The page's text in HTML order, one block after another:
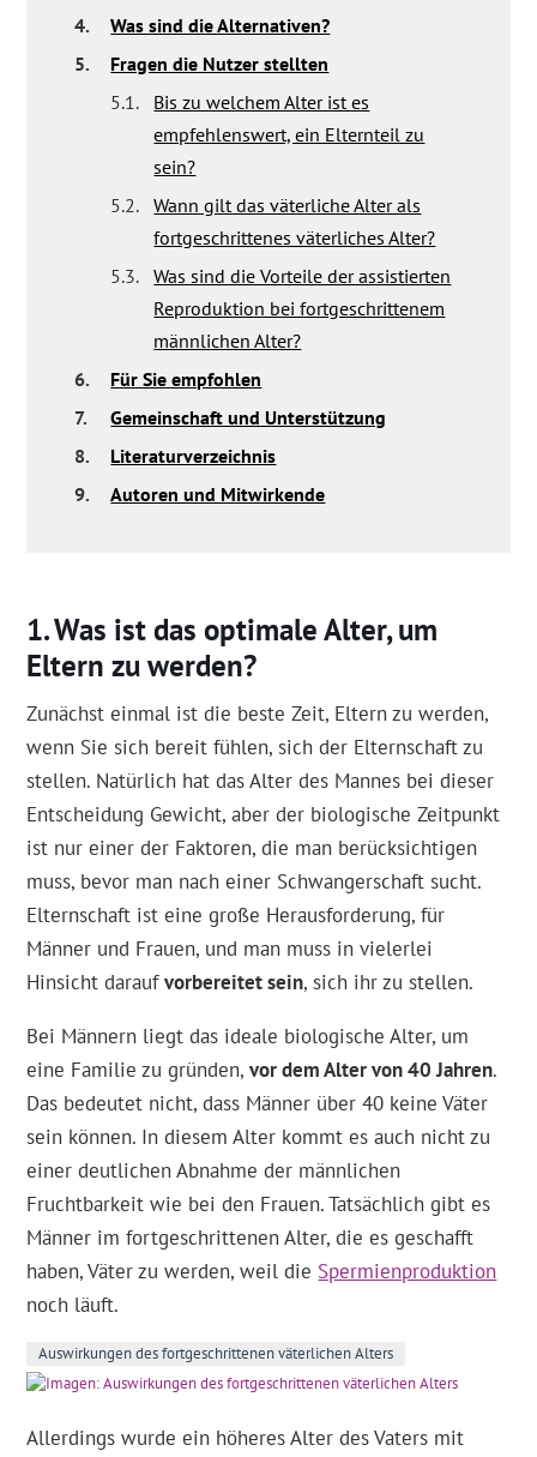
4.
Was sind die Alternativen?
5.
Fragen die Nutzer stellten
5.1.
Bis zu welchem Alter ist es
empfehlenswert, ein Elternteil zu
sein?
5.2.
Wann gilt das väterliche Alter als
fortgeschrittenes väterliches Alter?
5.3.
Was sind die Vorteile der assistierten
Reproduktion bei fortgeschrittenem
männlichen Alter?
6.
Für Sie empfohlen
7.
Gemeinschaft und Unterstützung
8.
Literaturverzeichnis
9.
Autoren und Mitwirkende
Was ist das optimale Alter, um
Eltern zu werden?
Zunächst einmal ist die beste Zeit, Eltern zu werden,
wenn Sie sich bereit fühlen, sich der Elternschaft zu
stellen. Natürlich hat das Alter des Mannes bei dieser
Entscheidung Gewicht, aber der biologische Zeitpunkt
ist nur einer der Faktoren, die man berücksichtigen
muss, bevor man nach einer Schwangerschaft sucht.
Elternschaft ist eine große Herausforderung, für
Männer und Frauen, und man muss in vielerlei
Hinsicht daraufvorbereitet sein, sich ihr zu stellen.
Bei Männern liegt das ideale biologische Alter, um
eine Familie zu gründen,vor dem Alter von 40 Jahren.
Das bedeutet nicht, dass Männer über 40 keine Väter
sein können. In diesem Alter kommt es auch nicht zu
einer deutlichen Abnahme der männlichen
Fruchtbarkeit wie bei den Frauen. Tatsächlich gibt es
Männer im fortgeschrittenen Alter, die es geschafft
haben, Väter zu werden, weil die Spermienproduktion
noch läuft.
Auswirkungen des fortgeschrittenen väterlichen Alters
Allerdings wurde ein höheres Alter des Vaters mit